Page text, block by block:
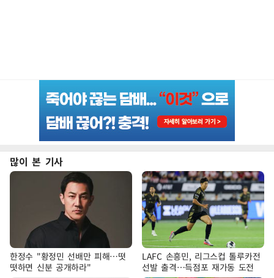
많이 본 기사
한정수 "황정민 선배만 피해…떳
떳하면 신분 공개하라"
LAFC 손흥민, 리그스컵 톨루카전
선발 출격…득점포 재가동 도전